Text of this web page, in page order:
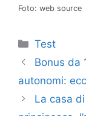
Foto: web source
Categorie
Test
Bonus da
autonomi:
La casa